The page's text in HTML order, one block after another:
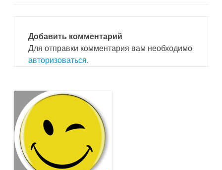
Добавить комментарий
Для отправки комментария вам необходимо
авторизоваться.